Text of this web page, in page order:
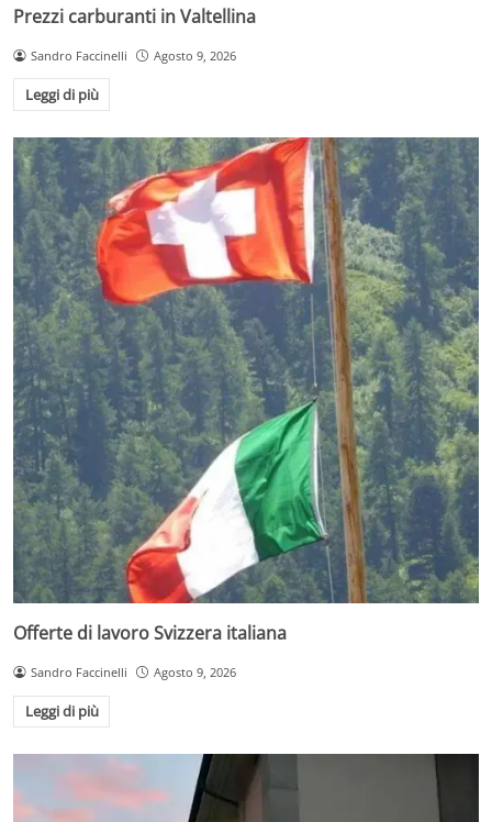
Prezzi carburanti in Valtellina
Sandro Faccinelli Agosto 9, 2026
Leggi di più
Offerte di lavoro Svizzera italiana
Sandro Faccinelli Agosto 9, 2026
Leggi di più